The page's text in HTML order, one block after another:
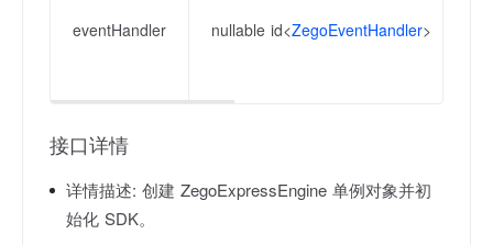
eventHandler nullable id<ZegoEventHandler>
接口详情
详情描述: 创建 ZegoExpressEngine 单例对象并初
始化 SDK。